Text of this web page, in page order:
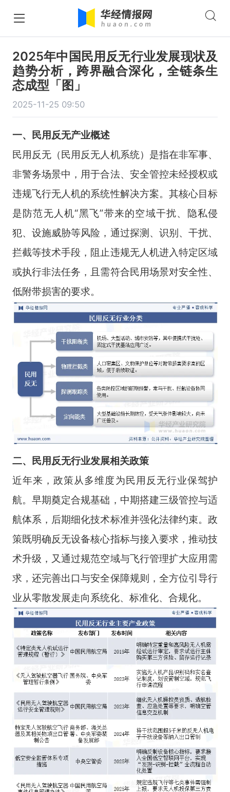
2025年中国民用反无行业发展现状及
趋势分析，跨界融合深化，全链条生
态成型「图」
2025-11-25 09:50
一、民用反无产业概述
民用反无（民用反无人机系统）是指在非军事、
非警务场景中，用于合法、安全管控未经授权或
违规飞行无人机的系统性解决方案。其核心目标
是防范无人机“黑飞”带来的空域干扰、隐私侵
犯、设施威胁等风险，通过探测、识别、干扰、
拦截等技术手段，阻止违规无人机进入特定区域
或执行非法任务，且需符合民用场景对安全性、
低附带损害的要求。
二、民用反无行业发展相关政策
近年来，政策从多维度为民用反无行业保驾护
航。早期奠定合规基础，中期搭建三级管控与适
航体系，后期细化技术标准并强化法律约束。政
策既明确反无设备核心指标与接入要求，推动技
术升级，又通过规范空域与飞行管理扩大应用需
求，还完善出口与安全保障规则，全方位引导行
业从零散发展走向系统化、标准化、合规化。